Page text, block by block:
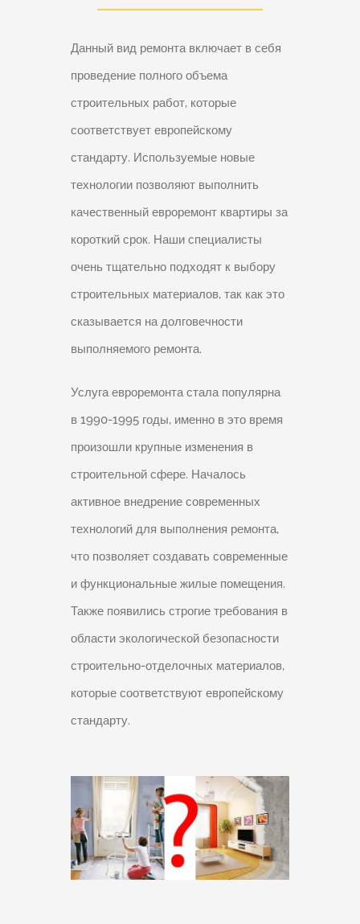
Данный вид ремонта включает в себя
проведение полного объема
строительных работ, которые
соответствует европейскому
стандарту. Используемые новые
технологии позволяют выполнить
качественный евроремонт квартиры за
короткий срок. Наши специалисты
очень тщательно подходят к выбору
строительных материалов, так как это
сказывается на долговечности
выполняемого ремонта.
Услуга евроремонта стала популярна
в 1990-1995 годы, именно в это время
произошли крупные изменения в
строительной сфере. Началось
активное внедрение современных
технологий для выполнения ремонта,
что позволяет создавать современные
и функциональные жилые помещения.
Также появились строгие требования в
области экологической безопасности
строительно-отделочных материалов,
которые соответствуют европейскому
стандарту.